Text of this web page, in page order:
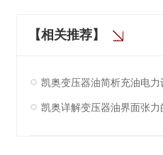
【相关推荐】
凯奥变压器油简析充油电
凯奥详解变压器油界面张力